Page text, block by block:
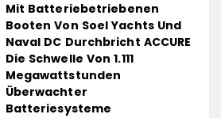
Mit Batteriebetriebenen
Booten Von Soel Yachts Und
Naval DC Durchbricht ACCURE
Die Schwelle Von 1.111
Megawattstunden
Überwachter
Batteriesysteme